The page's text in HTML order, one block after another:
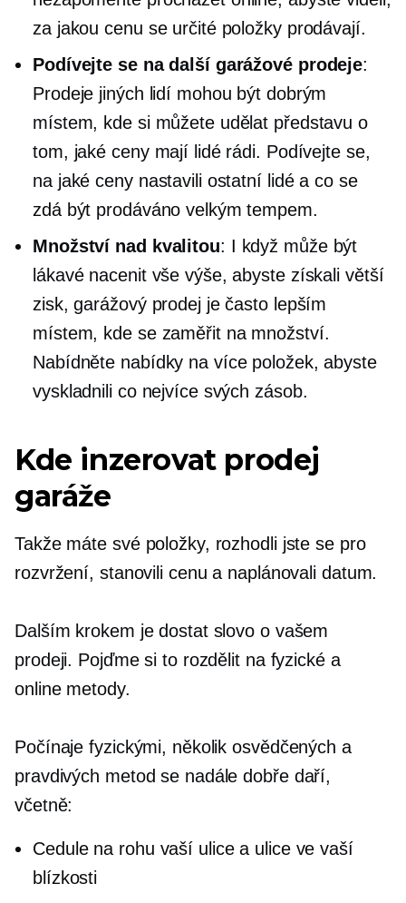
za jakou cenu se určité položky prodávají.
Podívejte se na další garážové prodeje:
Prodeje jiných lidí mohou být dobrým
místem, kde si můžete udělat představu o
tom, jaké ceny mají lidé rádi. Podívejte se,
na jaké ceny nastavili ostatní lidé a co se
zdá být prodáváno velkým tempem.
Množství nad kvalitou: I když může být
lákavé nacenit vše výše, abyste získali větší
zisk, garážový prodej je často lepším
místem, kde se zaměřit na množství.
Nabídněte nabídky na více položek, abyste
vyskladnili co nejvíce svých zásob.
Kde inzerovat prodej
garáže
Takže máte své položky, rozhodli jste se pro
rozvržení, stanovili cenu a naplánovali datum.
Dalším krokem je dostat slovo o vašem
prodeji. Pojďme si to rozdělit na fyzické a
online metody.
Počínaje fyzickými, několik osvědčených a
pravdivých metod se nadále dobře daří,
včetně:
Cedule na rohu vaší ulice a ulice ve vaší
blízkosti